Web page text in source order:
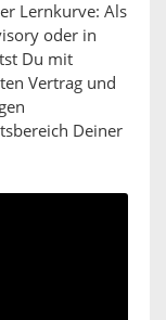
Lernkurve: Als
oder in
Du mit
Vertrag und
Deiner